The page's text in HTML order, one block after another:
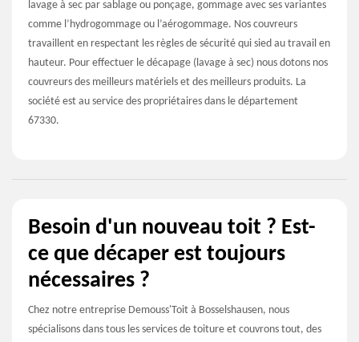
lavage à sec par sablage ou ponçage, gommage avec ses variantes
comme l’hydrogommage ou l’aérogommage. Nos couvreurs
travaillent en respectant les règles de sécurité qui sied au travail en
hauteur. Pour effectuer le décapage (lavage à sec) nous dotons nos
couvreurs des meilleurs matériels et des meilleurs produits. La
société est au service des propriétaires dans le département
67330.
Besoin d'un nouveau toit ? Est-
ce que décaper est toujours
nécessaires ?
Chez notre entreprise Demouss'Toit à Bosselshausen, nous
spécialisons dans tous les services de toiture et couvrons tout, des